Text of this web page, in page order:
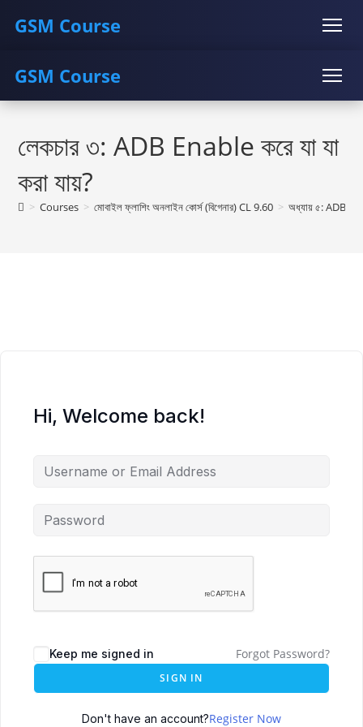
GSM Course
COURSE GU SERVER STUDENT REGISTRATION
GSM Course
Skip
contentলেকচার ৩: ADB Enable করে যা যা
করা যায়?
> Courses > মোবাইল ফ্লাশিং অনলাইন কোর্স (বিগেনার) CL 9.60 > অধ্যায় ৫: ADB
Hi, Welcome back!
Keep me signed in Forgot Password?
SIGN IN
Don't have an account?Register Now